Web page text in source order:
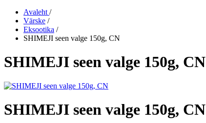
Avaleht /
Värske /
Eksootika /
SHIMEJI seen valge 150g, CN
SHIMEJI seen valge 150g, CN
SHIMEJI seen valge 150g, CN